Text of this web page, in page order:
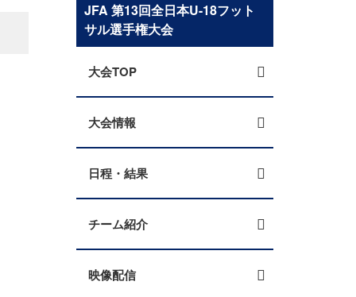
JFA 第13回全日本U-18フット
サル選手権大会
大会TOP
大会情報
日程・結果
チーム紹介
映像配信